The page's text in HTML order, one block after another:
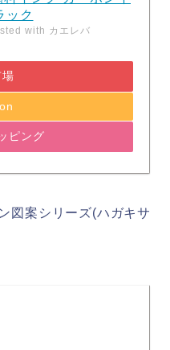
ック
with カエレバ
ピング
図案シリーズ(ハガキサ